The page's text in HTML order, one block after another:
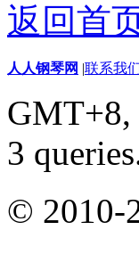
返回首
人人钢琴网 |联系我
GMT+8,
3 queries
© 2010-